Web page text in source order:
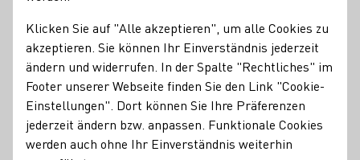
Typisch Pfälzisch: Bei uns im Wilhelmshof erleben Sie ein
ganz besonderes Genusserlebnis – 6 Gänge Saumagen,
kombiniert mit unseren edlen Weinen und Sekten.
„Die Deutsche Weinstraße – im Glas, auf dem Teller und in
Klicken Sie auf "Alle akzeptieren", um alle Cookies zu
akzeptieren. Sie können Ihr Einverständnis jederzeit
ändern und widerrufen. In der Spalte "Rechtliches" im
Footer unserer Webseite finden Sie den Link "Cookie-
Einstellungen". Dort können Sie Ihre Präferenzen
jederzeit ändern bzw. anpassen. Funktionale Cookies
werden auch ohne Ihr Einverständnis weiterhin